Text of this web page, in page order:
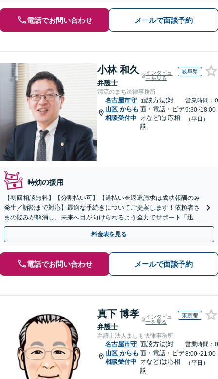
電話でお問い合わせ メールで面談予約
小林 和久
弁護士
インタビュ
ーを見る
岐阜県
清流のまち法律事務所
名古屋市守
山区 からも
相談受付中
面談方法(対
面・電話・ビデ
オなど)は応相
談
営業時間：0
9:30~18:00
（平日）
時効の援用
【初回相談無料】【分割払い可】【過払い金返還請求は成功報酬のみ
発生／訴訟まで対応】最適な手続きについてご提案します！依頼者さ
まの悩みが解消し、未来へ目が向けられるよう全力でサポート「迅速
丁寧な対応で、信頼関係を重視」【夜間相談可（要相談）】
料金表を見る
電話でお問い合わせ メールで面談予約
真下 博孝
弁護士
インタビュ
ーを見る
東京都
弁護士法人ましも法律事務所
名古屋市守
山区 からも
相談受付中
面談方法(対
面・電話・ビデ
オなど)は応相
談
営業時間：0
8:00~21:00
（平日）